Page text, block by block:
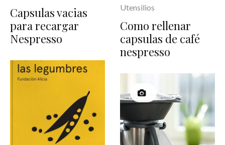
Capsulas vacias
para recargar
Nespresso
Utensilios
Como rellenar
capsulas de café
nespresso